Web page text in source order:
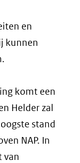
en
kunnen
komt een
Helder zal
stand
NAP. In
van